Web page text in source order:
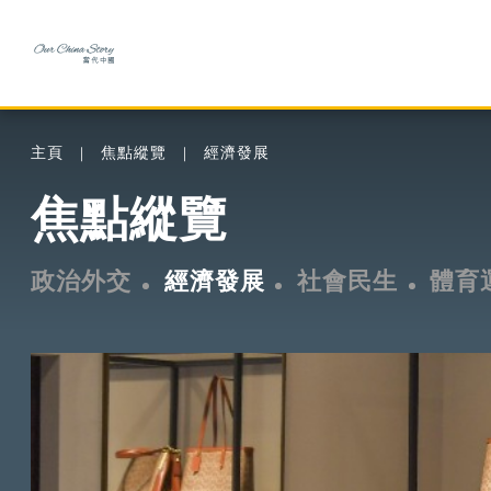
主頁 焦點縱覽 經濟發展
焦點縱覽
政治外交 經濟發展 社會民生 體育